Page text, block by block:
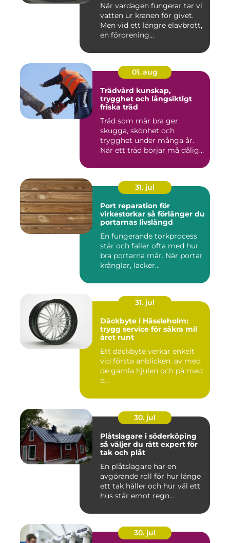
När vardagen fungerar tar vi
vatten ur kranen för givet.
Men vid ett längre elavbrott,
en förorening...
01. aug
Trädvård kunskap,
trygghet och långsiktigt
friska träd
Träd som mår bra ger
skugga, skönhet och
trygghet under många år.
När ett träd börjar må dåligt
31. jul
Port reparation för
virkestorkar så förlänger du
portarnas livslängd
En fungerande torkprocess
står och faller ofta med hur
bra portarna mår. När portar
krånglar, läcker...
31. jul
Däckbyte i Hässleholm:
trygg service för säkra mil
året runt
Ett däckbyte verkar enkelt
vid första anblicken: av med
de gamla hjulen och på med
d...
30. jul
Plåtslagare i söderköping
så väljer du rätt expert för
tak och plåt
En plåtslagare har en
avgörande roll för hur länge
ett tak håller och hur väl ett
hus står emot regn...
30. jul